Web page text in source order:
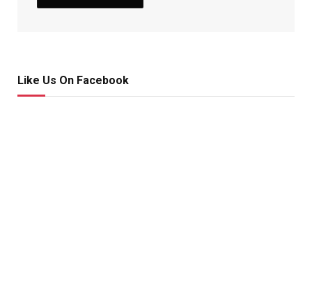
Like Us On Facebook